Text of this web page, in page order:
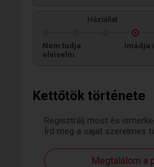
Kettőtök története
Regisztrálj most és
Írd meg a saját szerelmes
Megtalálom a
Háziállat
Nem tudja
elviselni
Imádja